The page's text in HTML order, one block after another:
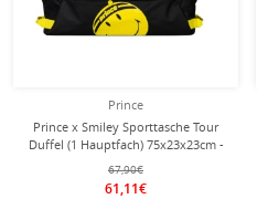
Prince
Prince x Smiley Sporttasche Tour
Duffel (1 Hauptfach) 75x23x23cm -
67,90€
61,11€